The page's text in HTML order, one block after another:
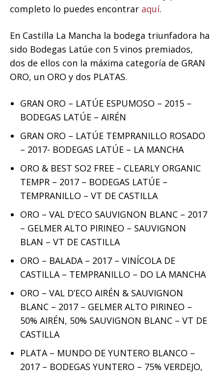
completo lo puedes encontrar aquí.
En Castilla La Mancha la bodega triunfadora ha
sido Bodegas Latúe con 5 vinos premiados,
dos de ellos con la máxima categoría de GRAN
ORO, un ORO y dos PLATAS.
GRAN ORO – LATÚE ESPUMOSO – 2015 –
BODEGAS LATÚE – AIRÉN
GRAN ORO – LATÚE TEMPRANILLO ROSADO
– 2017- BODEGAS LATÚE – LA MANCHA
ORO & BEST SO2 FREE – CLEARLY ORGANIC
TEMPR – 2017 – BODEGAS LATÚE –
TEMPRANILLO – VT DE CASTILLA
ORO – VAL D’ECO SAUVIGNON BLANC – 2017
– GELMER ALTO PIRINEO – SAUVIGNON
BLAN – VT DE CASTILLA
ORO – BALADA – 2017 – VINÍCOLA DE
CASTILLA – TEMPRANILLO – DO LA MANCHA
ORO – VAL D’ECO AIRÉN & SAUVIGNON
BLANC – 2017 – GELMER ALTO PIRINEO –
50% AIRÉN, 50% SAUVIGNON BLANC – VT DE
CASTILLA
PLATA – MUNDO DE YUNTERO BLANCO –
2017 – BODEGAS YUNTERO – 75% VERDEJO,